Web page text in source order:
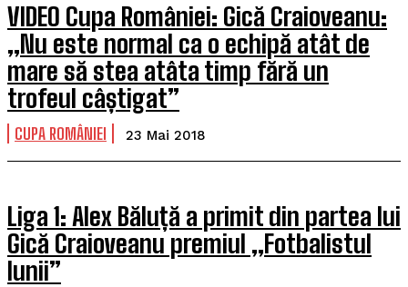
VIDEO Cupa României: Gică Craioveanu:
„Nu este normal ca o echipă atât de
mare să stea atâta timp fără un
trofeul câștigat”
CUPA ROMÂNIEI 23 Mai 2018
Liga 1: Alex Băluță a primit din partea lui
Gică Craioveanu premiul „Fotbalistul
lunii”